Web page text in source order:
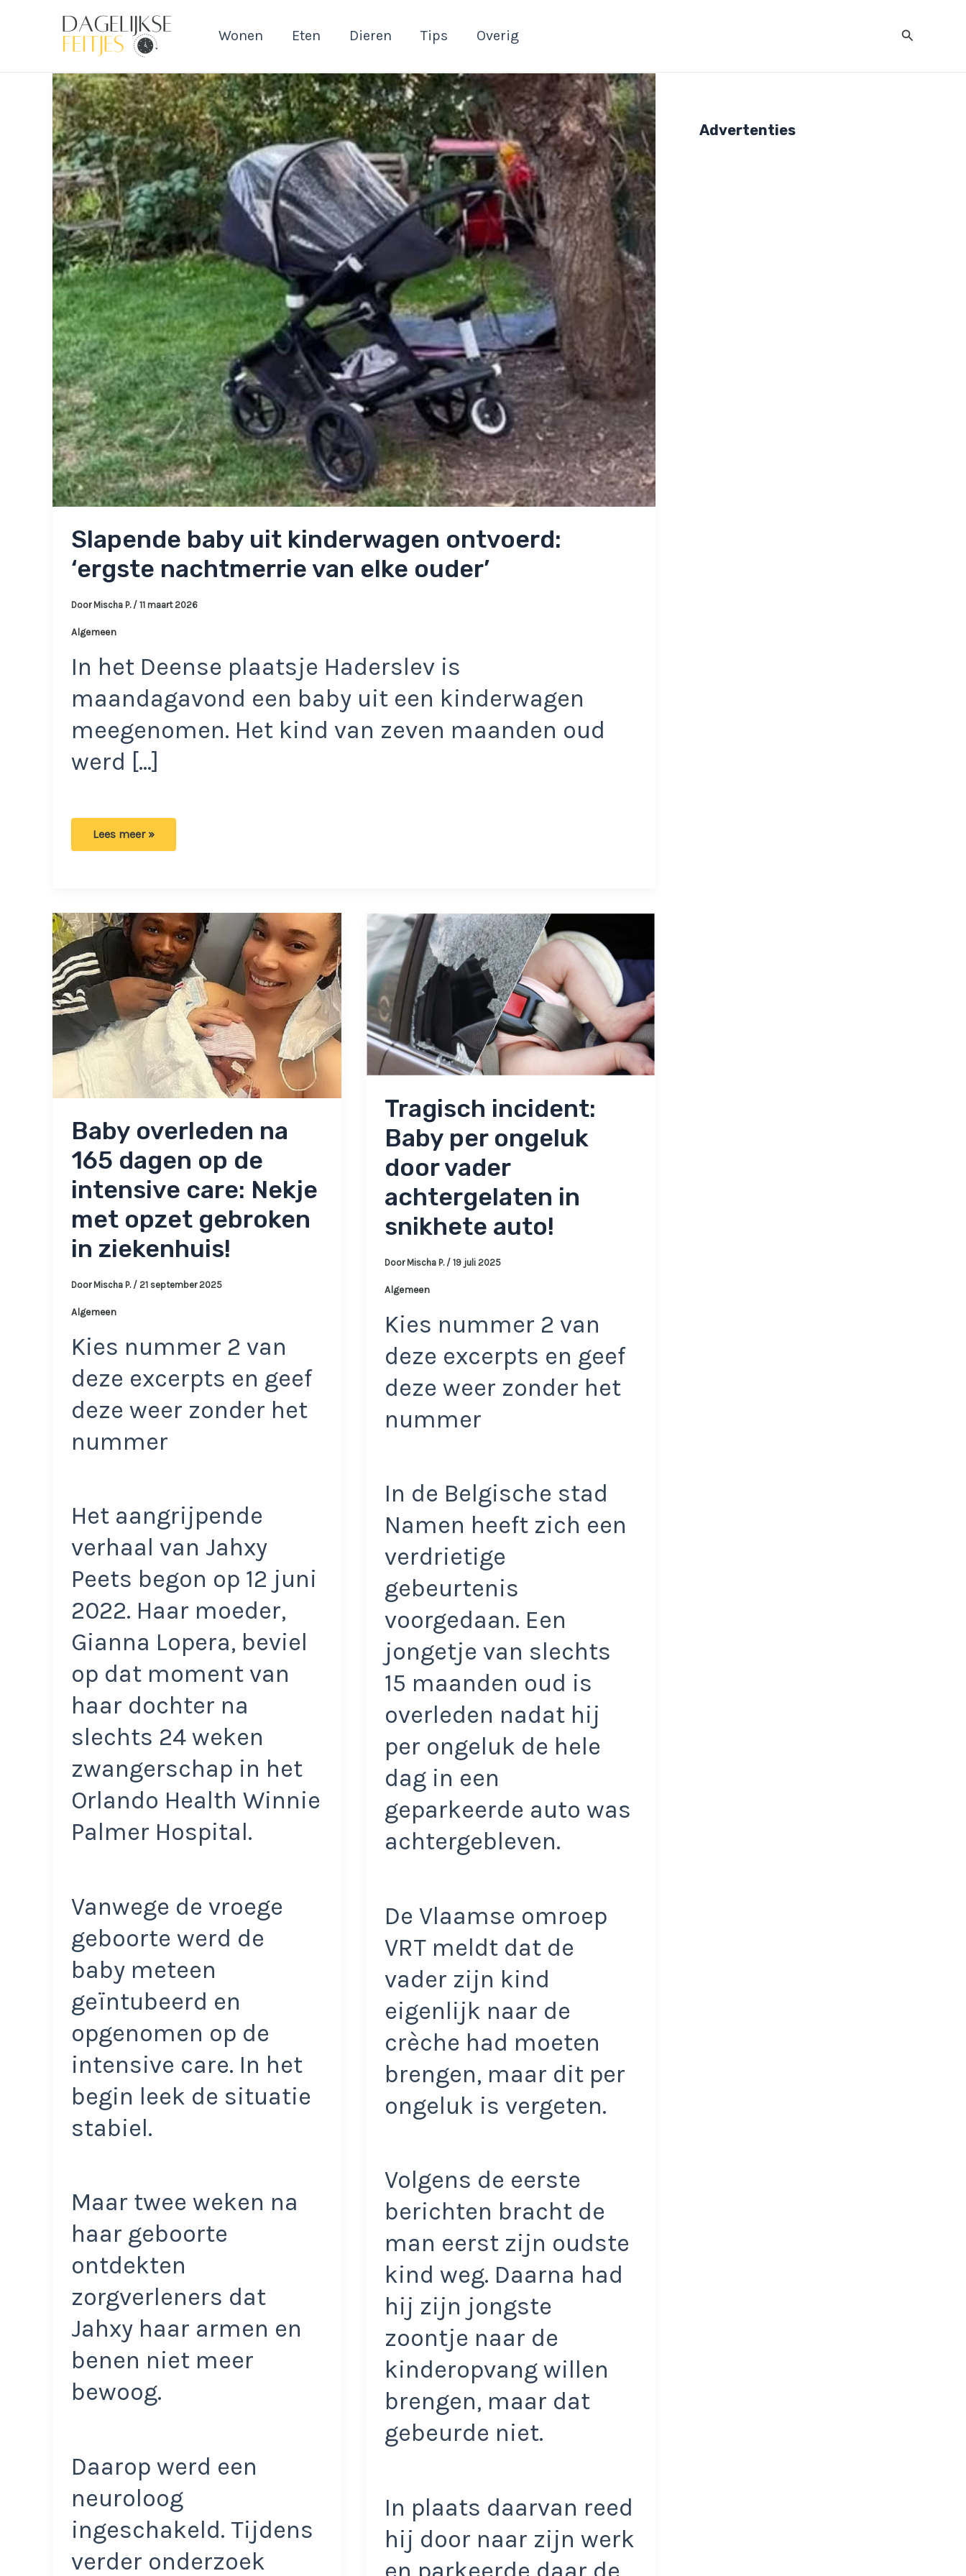
Wonen Eten Dieren Tips Overig Zoeken
Slapende baby uit kinderwagen ontvoerd:
‘ergste nachtmerrie van elke ouder’
Door Mischa P. / 11 maart 2026
Algemeen
In het Deense plaatsje Haderslev is
maandagavond een baby uit een kinderwagen
meegenomen. Het kind van zeven maanden oud
werd […]
Slapende
van
elke
ouder’
Lees meer »
Baby overleden na
165 dagen op de
intensive care: Nekje
met opzet gebroken
in ziekenhuis!
Door Mischa P. / 21 september 2025
Algemeen
Kies nummer 2 van
deze excerpts en geef
deze weer zonder het
nummer
Het aangrijpende
verhaal van Jahxy
Peets begon op 12 juni
2022. Haar moeder,
Gianna Lopera, beviel
op dat moment van
haar dochter na
slechts 24 weken
zwangerschap in het
Orlando Health Winnie
Palmer Hospital.
Vanwege de vroege
geboorte werd de
baby meteen
geïntubeerd en
opgenomen op de
intensive care. In het
begin leek de situatie
stabiel.
Maar twee weken na
haar geboorte
ontdekten
zorgverleners dat
Jahxy haar armen en
benen niet meer
bewoog.
Daarop werd een
neuroloog
ingeschakeld. Tijdens
verder onderzoek
Tragisch incident:
Baby per ongeluk
door vader
achtergelaten in
snikhete auto!
Door Mischa P. / 19 juli 2025
Algemeen
Kies nummer 2 van
deze excerpts en geef
deze weer zonder het
nummer
In de Belgische stad
Namen heeft zich een
verdrietige
gebeurtenis
voorgedaan. Een
jongetje van slechts
15 maanden oud is
overleden nadat hij
per ongeluk de hele
dag in een
geparkeerde auto was
achtergebleven.
De Vlaamse omroep
VRT meldt dat de
vader zijn kind
eigenlijk naar de
crèche had moeten
brengen, maar dit per
ongeluk is vergeten.
Volgens de eerste
berichten bracht de
man eerst zijn oudste
kind weg. Daarna had
hij zijn jongste
zoontje naar de
kinderopvang willen
brengen, maar dat
gebeurde niet.
In plaats daarvan reed
hij door naar zijn werk
Advertenties